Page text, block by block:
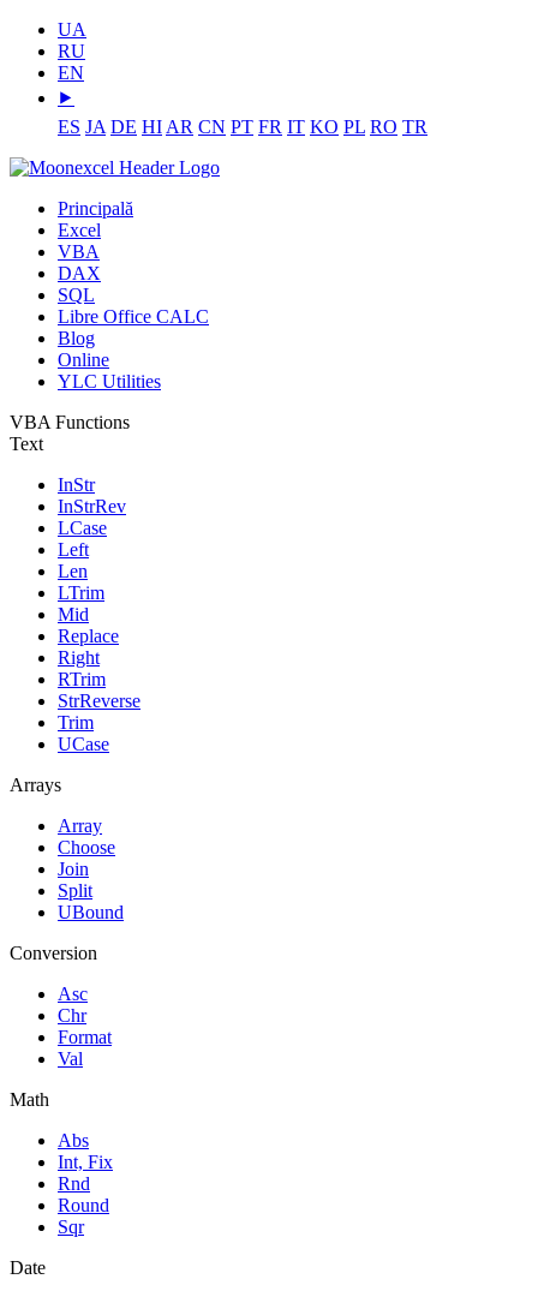
UA
RU
EN
⯈
ES JA DE HI AR CN PT FR IT KO PL RO TR
Principală
Excel
VBA
DAX
SQL
Libre Office CALC
Blog
Online
YLC Utilities
VBA Functions
Text
InStr
InStrRev
LCase
Left
Len
LTrim
Mid
Replace
Right
RTrim
StrReverse
Trim
UCase
Arrays
Array
Choose
Join
Split
UBound
Conversion
Asc
Chr
Format
Val
Math
Abs
Int, Fix
Rnd
Round
Sqr
Date